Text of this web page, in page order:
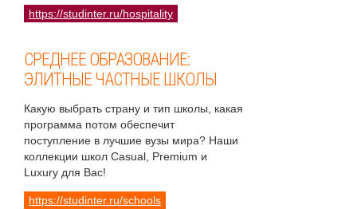
https://studinter.ru/hospitality
СРЕДНЕЕ ОБРАЗОВАНИЕ:
ЭЛИТНЫЕ ЧАСТНЫЕ ШКОЛЫ
Какую выбрать страну и тип школы, какая
программа потом обеспечит
поступление в лучшие вузы мира? Наши
коллекции школ Casual, Premium и
Luxury для Вас!
https://studinter.ru/schools